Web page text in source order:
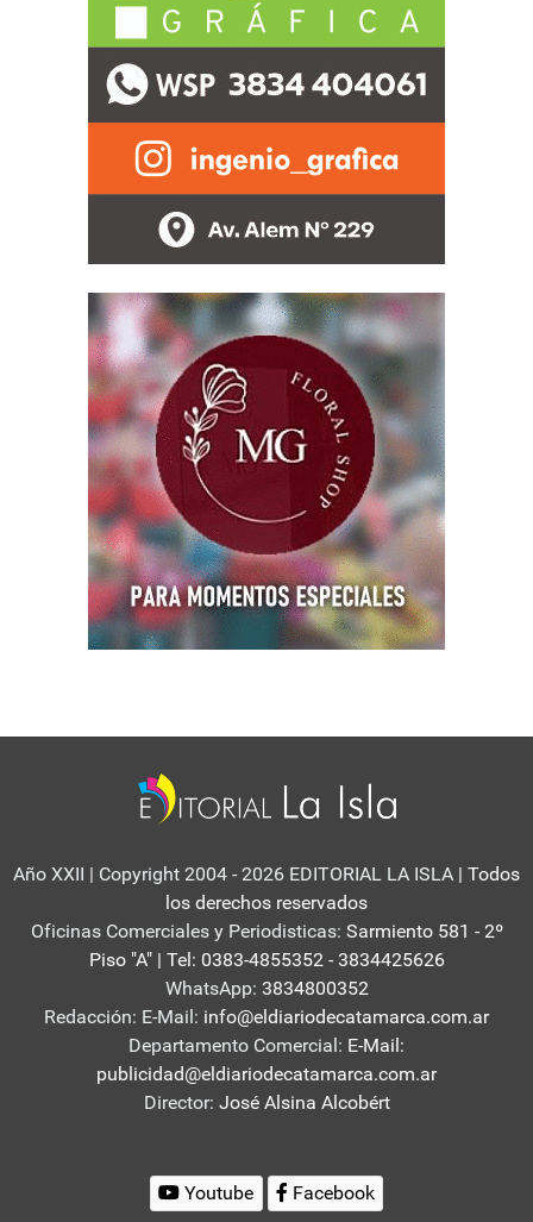
Año XXII | Copyright 2004 - 2026 EDITORIAL LA ISLA | Todos
los derechos reservados
Oficinas Comerciales y Periodisticas: Sarmiento 581 - 2º
Piso "A" | Tel: 0383-4855352 - 3834425626
WhatsApp: 3834800352
Redacción: E-Mail: info@eldiariodecatamarca.com.ar
Departamento Comercial: E-Mail:
publicidad@eldiariodecatamarca.com.ar
Director: José Alsina Alcobért
Youtube Facebook